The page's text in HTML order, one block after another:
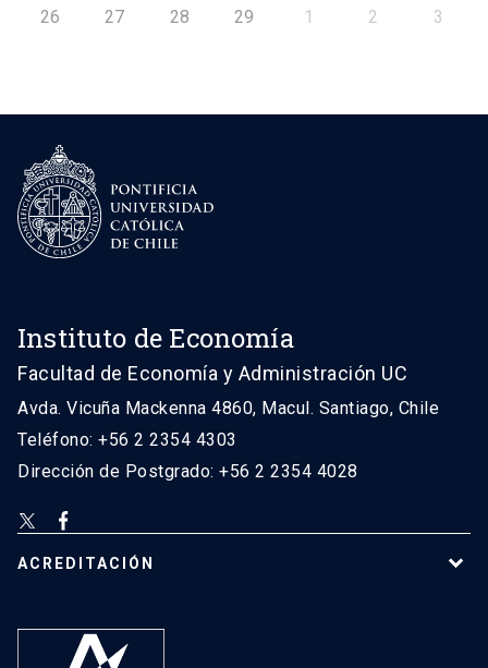
26 27 28 29 1 2 3
Instituto de Economía
Facultad de Economía y Administración UC
Avda. Vicuña Mackenna 4860, Macul. Santiago, Chile
Teléfono: +56 2 2354 4303
Dirección de Postgrado: +56 2 2354 4028
ACREDITACIÓN